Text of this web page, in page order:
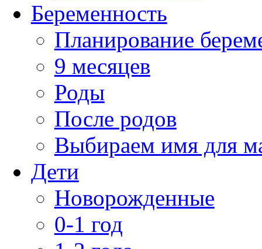
Беременность
Планирование
9 месяцев
Роды
После родов
Выбираем имя для
Дети
Новорожденные
0-1 год